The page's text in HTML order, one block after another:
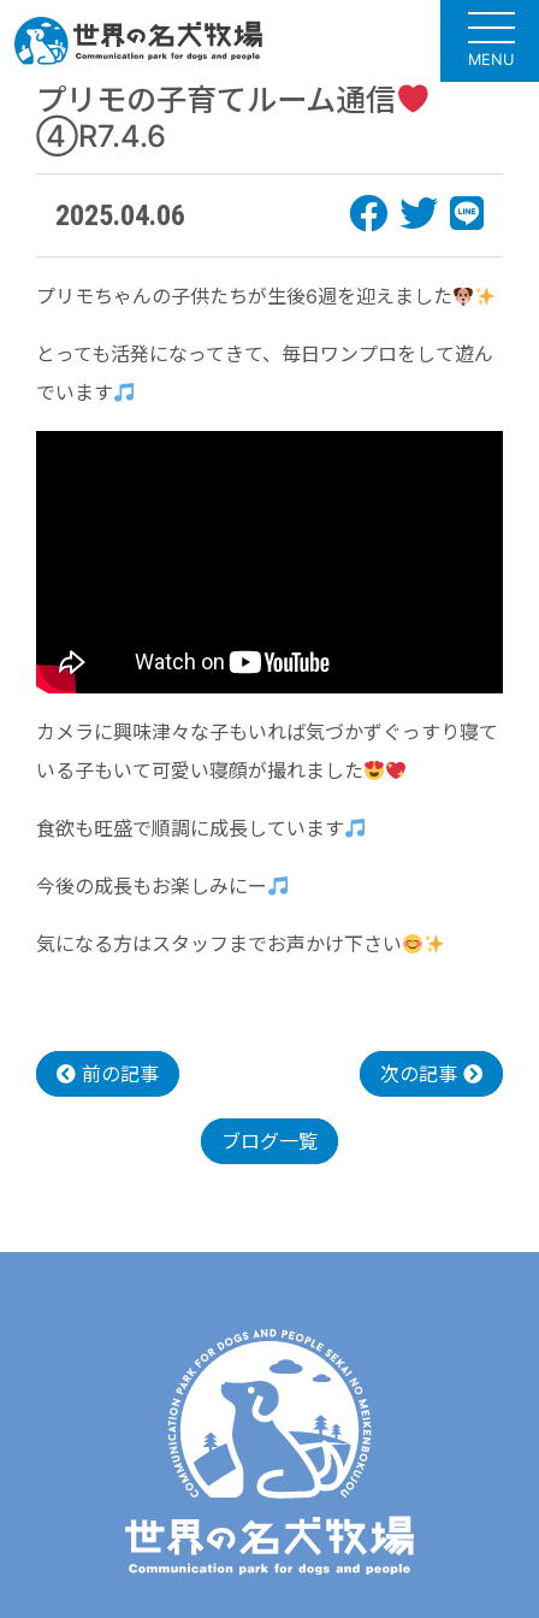
MENU
プリモの子育てルーム通信
④R7.4.6
2025.04.06
プリモちゃんの子供たちが生後6週を迎えました
とっても活発になってきて、毎日ワンプロをして遊ん
でいます
カメラに興味津々な子もいれば気づかずぐっすり寝て
いる子もいて可愛い寝顔が撮れました
食欲も旺盛で順調に成長しています
今後の成長もお楽しみにー
気になる方はスタッフまでお声かけ下さい
前の記事 次の記事
ブログ一覧